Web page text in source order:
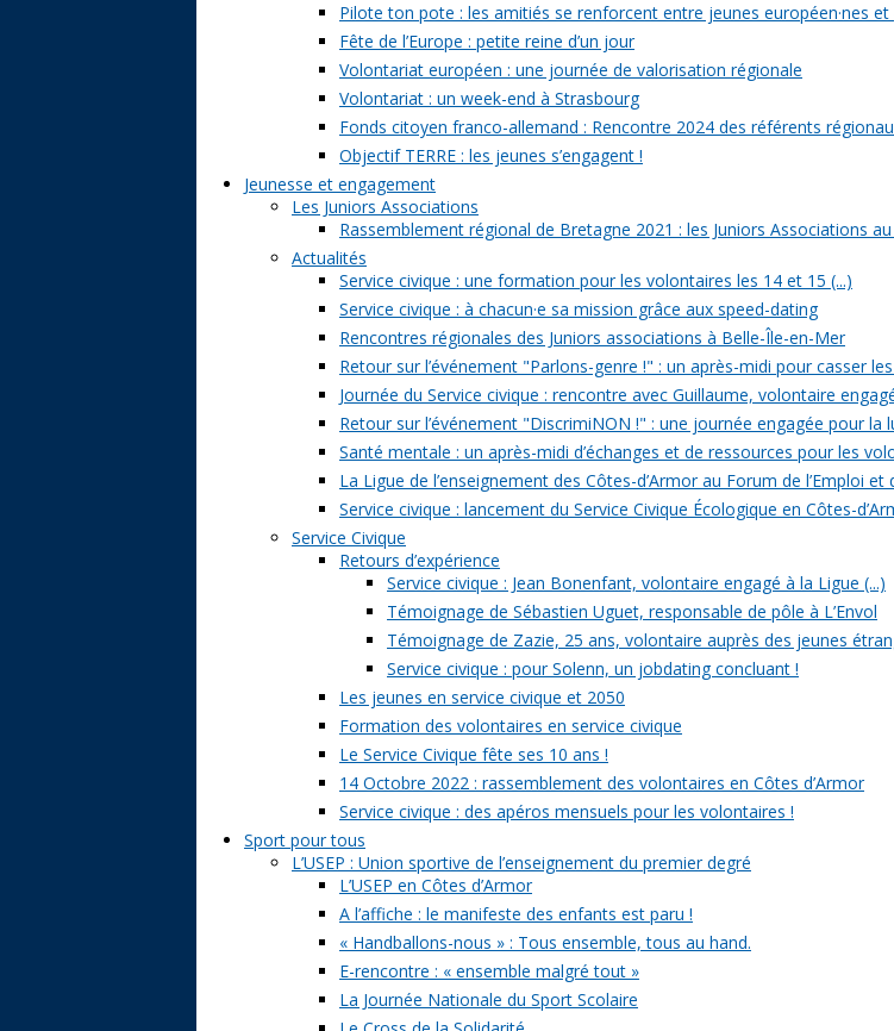
Pilote ton pote : les amitiés se renforcent entre jeunes européen·nes et
Fête de l’Europe : petite reine d’un jour
Volontariat européen : une journée de valorisation régionale
Volontariat : un week-end à Strasbourg
Fonds citoyen franco-allemand : Rencontre 2024 des référents
Objectif TERRE : les jeunes s’engagent !
Jeunesse et engagement
Les Juniors Associations
Rassemblement régional de Bretagne 2021 : les Juniors Associations au
Actualités
Service civique : une formation pour les volontaires les 14 et 15 (...)
Service civique : à chacun·e sa mission grâce aux speed-dating
Rencontres régionales des Juniors associations à Belle-Île-en-Mer
Retour sur l’événement "Parlons-genre !" : un après-midi pour casser les
Journée du Service civique : rencontre avec Guillaume, volontaire
Retour sur l’événement "DiscrimiNON !" : une journée engagée pour la
Santé mentale : un après-midi d’échanges et de ressources pour les
La Ligue de l’enseignement des Côtes-d’Armor au Forum de l’Emploi et
Service civique : lancement du Service Civique Écologique en Côtes-
Service Civique
Retours d’expérience
Service civique : Jean Bonenfant, volontaire engagé à la Ligue (...)
Témoignage de Sébastien Uguet, responsable de pôle à L’Envol
Témoignage de Zazie, 25 ans, volontaire auprès des jeunes
Service civique : pour Solenn, un jobdating concluant !
Les jeunes en service civique et 2050
Formation des volontaires en service civique
Le Service Civique fête ses 10 ans !
14 Octobre 2022 : rassemblement des volontaires en Côtes d’Armor
Service civique : des apéros mensuels pour les volontaires !
Sport pour tous
L’USEP : Union sportive de l’enseignement du premier degré
L’USEP en Côtes d’Armor
A l’affiche : le manifeste des enfants est paru !
« Handballons-nous » : Tous ensemble, tous au hand.
E-rencontre : « ensemble malgré tout »
La Journée Nationale du Sport Scolaire